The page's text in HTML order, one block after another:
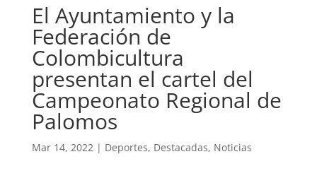
El Ayuntamiento y la
Federación de
Colombicultura
presentan el cartel del
Campeonato Regional de
Palomos
Mar 14, 2022| Deportes, Destacadas, Noticias